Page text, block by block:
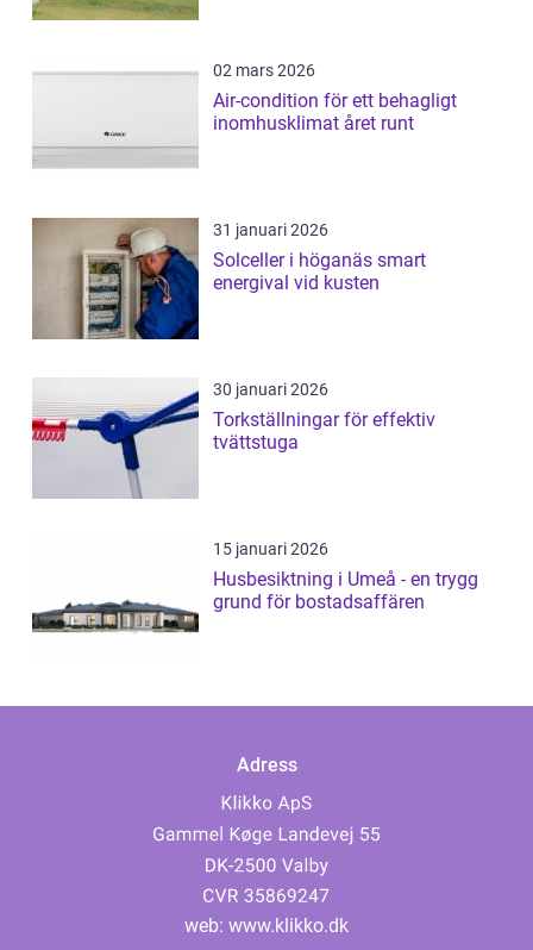
02 mars 2026
Air-condition för ett behagligt
inomhusklimat året runt
31 januari 2026
Solceller i höganäs smart
energival vid kusten
30 januari 2026
Torkställningar för effektiv
tvättstuga
15 januari 2026
Husbesiktning i Umeå - en trygg
grund för bostadsaffären
Adress
web: www.klikko.dk